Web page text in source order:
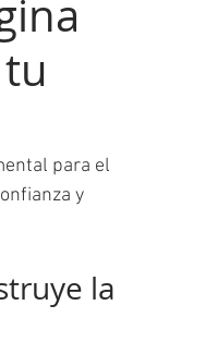
para el
y
la